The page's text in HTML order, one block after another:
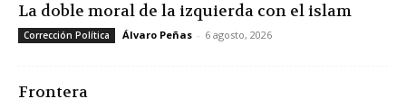
La doble moral de la izquierda con el islam
Corrección Política Álvaro Peñas - 6 agosto, 2026
Frontera